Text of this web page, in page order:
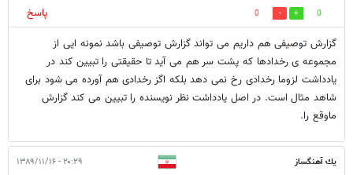
0
0
پاسخ
گزارش توصیفی هم داریم می تواند گزارش توصیفی باشد نمونه ایی از
مجموعه ی رخدادها که پشت سر هم می آید تا حقیقتی را تبیین کند در
یادداشت لزوما رخدادی رخ نمی دهد بلکه اگز رخدادی هم آورده می شود برای
شاهد مثال است. در اصل یادداشت نظر نویسنده را تبیین می کند گزارش
ماوقع را.
يك آهنگساز ۲۰:۲۹ - ۱۳۸۹/۱۱/۱۶